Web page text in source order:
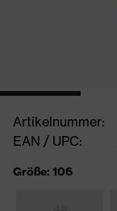
Artikelnummer:
EAN / UPC:
Größe: 106